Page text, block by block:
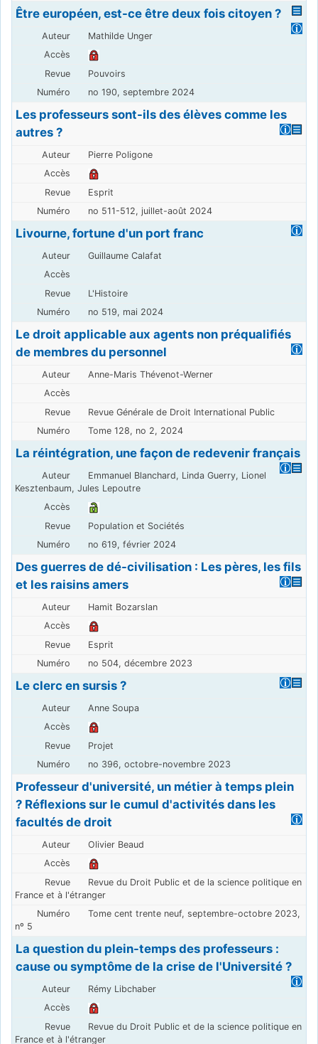
Être européen, est-ce être deux fois citoyen ?
Mathilde Unger
Pouvoirs
no 190, septembre 2024
Les professeurs sont-ils des élèves comme les
autres ?
Pierre Poligone
Esprit
no 511-512, juillet-août 2024
Livourne, fortune d'un port franc
Guillaume Calafat
L'Histoire
no 519, mai 2024
Le droit applicable aux agents non préqualifiés
de membres du personnel
Anne-Maris Thévenot-Werner
Revue Générale de Droit International Public
Tome 128, no 2, 2024
La réintégration, une façon de redevenir français
Emmanuel Blanchard, Linda Guerry, Lionel
Kesztenbaum, Jules Lepoutre
Population et Sociétés
no 619, février 2024
Des guerres de dé-civilisation : Les pères, les fils
et les raisins amers
Hamit Bozarslan
Esprit
no 504, décembre 2023
Le clerc en sursis ?
Anne Soupa
Projet
no 396, octobre-novembre 2023
Professeur d'université, un métier à temps plein
? Réflexions sur le cumul d'activités dans les
facultés de droit
Olivier Beaud
Revue du Droit Public et de la science politique en
France et à l'étranger
Tome cent trente neuf, septembre-octobre 2023,
nº 5
La question du plein-temps des professeurs :
cause ou symptôme de la crise de l'Université ?
Rémy Libchaber
Revue du Droit Public et de la science politique en
France et à l'étranger